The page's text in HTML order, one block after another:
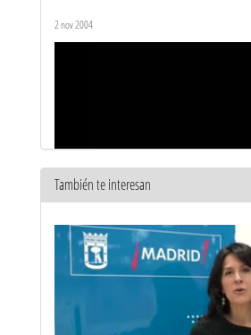
2 nov 2004
1 dic 2004
También te interesan